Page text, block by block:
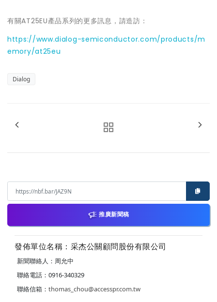
有關AT25EU產品系列的更多訊息，請造訪：
https://www.dialog-semiconductor.com/products/m
emory/at25eu
Dialog
推廣新聞稿
發佈單位名稱：采杰公關顧問股份有限公司
新聞聯絡人：周允中
聯絡電話：0916-340329
聯絡信箱： thomas_chou@accesspr.com.tw